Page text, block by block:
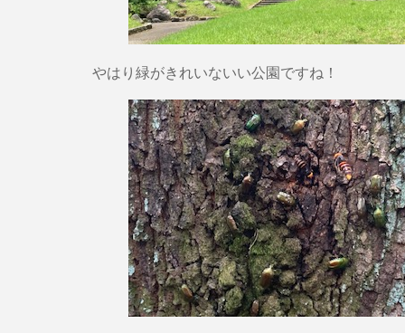
やはり緑がきれいないい公園ですね！